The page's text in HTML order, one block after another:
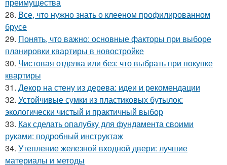
преимущества
28. Все, что нужно знать о клееном профилированном
брусе
29. Понять, что важно: основные факторы при выборе
планировки квартиры в новостройке
30. Чистовая отделка или без: что выбрать при покупке
квартиры
31. Декор на стену из дерева: идеи и рекомендации
32. Устойчивые сумки из пластиковых бутылок:
экологически чистый и практичный выбор
33. Как сделать опалубку для фундамента своими
руками: подробный инструктаж
34. Утепление железной входной двери: лучшие
материалы и методы